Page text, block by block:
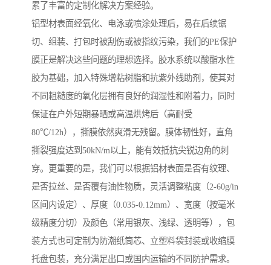
累了丰富的定制化解决方案经验。
铝型材表面经氧化、电泳或喷涂处理后，易在后续锯
切、组装、打包时被刮伤或被指纹污染，我们的PE保护
膜正是解决这些问题的理想选择。胶水系统以酸酯水性
胶为基础，加入特殊增粘树脂和抗紫外线助剂，使其对
不同粗糙度的氧化层拥有良好的润湿性和附着力，同时
保证在户外短期暴晒或高温烘烤后（高耐受
80℃/12h），撕膜依然爽滑无残留。膜体韧性好，直角
撕裂强度达到50kN/m以上，能有效抵抗尖锐边角的刺
穿。更重要的是，我们可以根据铝材表面是否有纹理、
是否拉丝、是否覆有油性物质，灵活调整粘度（2-60g/in
区间内设定）、厚度（0.035-0.12mm）、宽度（按毫米
级精度分切）及颜色（常用银灰、浅绿、透明等），包
装方式也可定制为防潮纸筒芯、立塑料袋封装或收缩膜
托盘包装，充分满足出口或国内运输的不同防护需求。